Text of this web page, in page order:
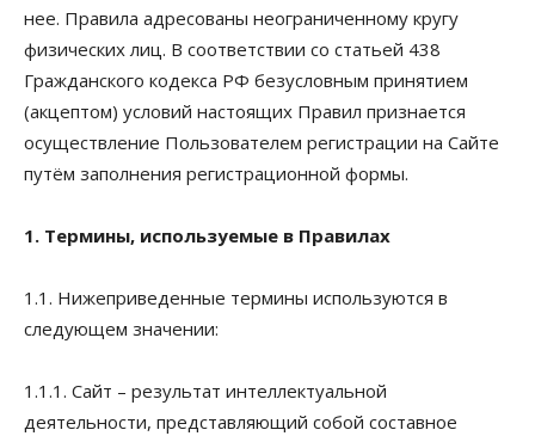
нее. Правила адресованы неограниченному кругу
физических лиц. В соответствии со статьей 438
Гражданского кодекса РФ безусловным принятием
(акцептом) условий настоящих Правил признается
осуществление Пользователем регистрации на Сайте
путём заполнения регистрационной формы.
1. Термины, используемые в Правилах
1.1. Нижеприведенные термины используются в
следующем значении:
1.1.1. Сайт – результат интеллектуальной
деятельности, представляющий собой составное